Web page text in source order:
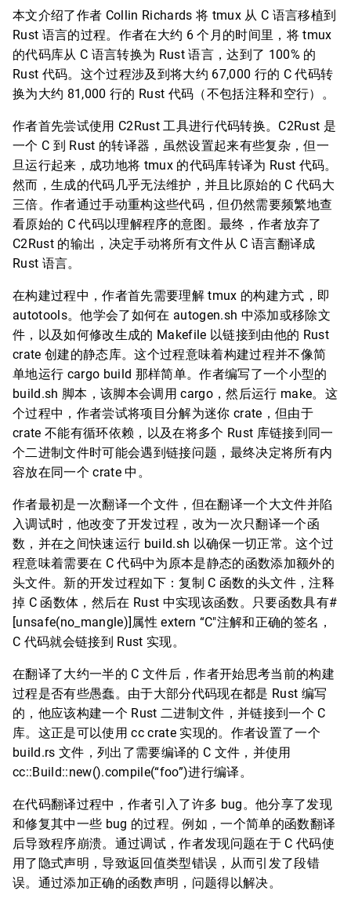
本文介绍了作者 Collin Richards 将 tmux 从 C 语言移植到
Rust 语言的过程。作者在大约 6 个月的时间里，将 tmux
的代码库从 C 语言转换为 Rust 语言，达到了 100% 的
Rust 代码。这个过程涉及到将大约 67,000 行的 C 代码转
换为大约 81,000 行的 Rust 代码（不包括注释和空行）。
作者首先尝试使用 C2Rust 工具进行代码转换。C2Rust 是
一个 C 到 Rust 的转译器，虽然设置起来有些复杂，但一
旦运行起来，成功地将 tmux 的代码库转译为 Rust 代码。
然而，生成的代码几乎无法维护，并且比原始的 C 代码大
三倍。作者通过手动重构这些代码，但仍然需要频繁地查
看原始的 C 代码以理解程序的意图。最终，作者放弃了
C2Rust 的输出，决定手动将所有文件从 C 语言翻译成
Rust 语言。
在构建过程中，作者首先需要理解 tmux 的构建方式，即
autotools。他学会了如何在 autogen.sh 中添加或移除文
件，以及如何修改生成的 Makefile 以链接到由他的 Rust
crate 创建的静态库。这个过程意味着构建过程并不像简
单地运行 cargo build 那样简单。作者编写了一个小型的
build.sh 脚本，该脚本会调用 cargo，然后运行 make。这
个过程中，作者尝试将项目分解为迷你 crate，但由于
crate 不能有循环依赖，以及在将多个 Rust 库链接到同一
个二进制文件时可能会遇到链接问题，最终决定将所有内
容放在同一个 crate 中。
作者最初是一次翻译一个文件，但在翻译一个大文件并陷
入调试时，他改变了开发过程，改为一次只翻译一个函
数，并在之间快速运行 build.sh 以确保一切正常。这个过
程意味着需要在 C 代码中为原本是静态的函数添加额外的
头文件。新的开发过程如下：复制 C 函数的头文件，注释
掉 C 函数体，然后在 Rust 中实现该函数。只要函数具有#
[unsafe(no_mangle)]属性 extern “C"注解和正确的签名，
C 代码就会链接到 Rust 实现。
在翻译了大约一半的 C 文件后，作者开始思考当前的构建
过程是否有些愚蠢。由于大部分代码现在都是 Rust 编写
的，他应该构建一个 Rust 二进制文件，并链接到一个 C
库。这正是可以使用 cc crate 实现的。作者设置了一个
build.rs 文件，列出了需要编译的 C 文件，并使用
cc::Build::new().compile(“foo”)进行编译。
在代码翻译过程中，作者引入了许多 bug。他分享了发现
和修复其中一些 bug 的过程。例如，一个简单的函数翻译
后导致程序崩溃。通过调试，作者发现问题在于 C 代码使
用了隐式声明，导致返回值类型错误，从而引发了段错
误。通过添加正确的函数声明，问题得以解决。